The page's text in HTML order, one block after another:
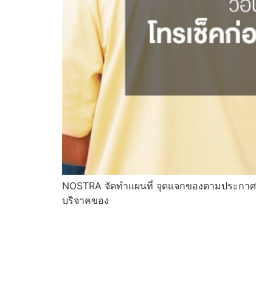
NOSTRA จัดทำแผนที่ จุดแจกของตามประก
บริจาคของ